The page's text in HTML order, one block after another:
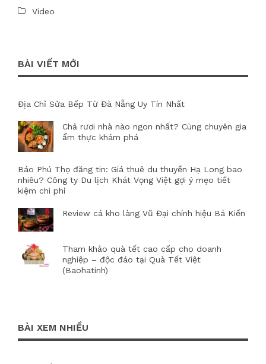
Video
BÀI VIẾT MỚI
Địa Chỉ Sửa Bếp Từ Đà Nẵng Uy Tín Nhất
Chả rươi nhà nào ngon nhất? Cùng chuyên gia
ẩm thực khám phá
Báo Phú Thọ đăng tin: Giá thuê du thuyền Hạ Long bao
nhiêu? Công ty Du lịch Khát Vọng Việt gợi ý mẹo tiết
kiệm chi phí
Review cá kho làng Vũ Đại chính hiệu Bá Kiến
Tham khảo quà tết cao cấp cho doanh
nghiệp – độc đáo tại Quà Tết Việt
(Baohatinh)
BÀI XEM NHIỀU